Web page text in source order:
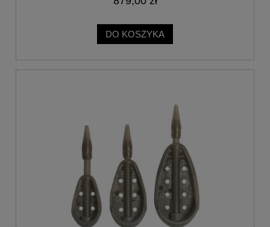
DO KOSZYKA